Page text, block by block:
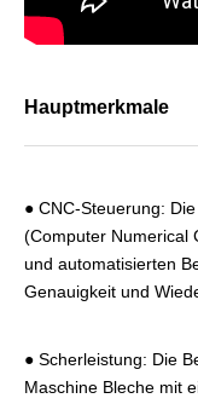
Hauptmerkmale
● CNC-Steuerung:
(Computer Numerical
und automatisierten
Genauigkeit und
● Scherleistung: Die
Maschine Bleche mit